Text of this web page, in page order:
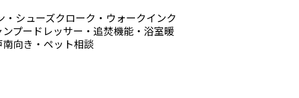
シューズクローク・ウォークインク
プードレッサー・追焚機能・浴室暖
向き・ペット相談